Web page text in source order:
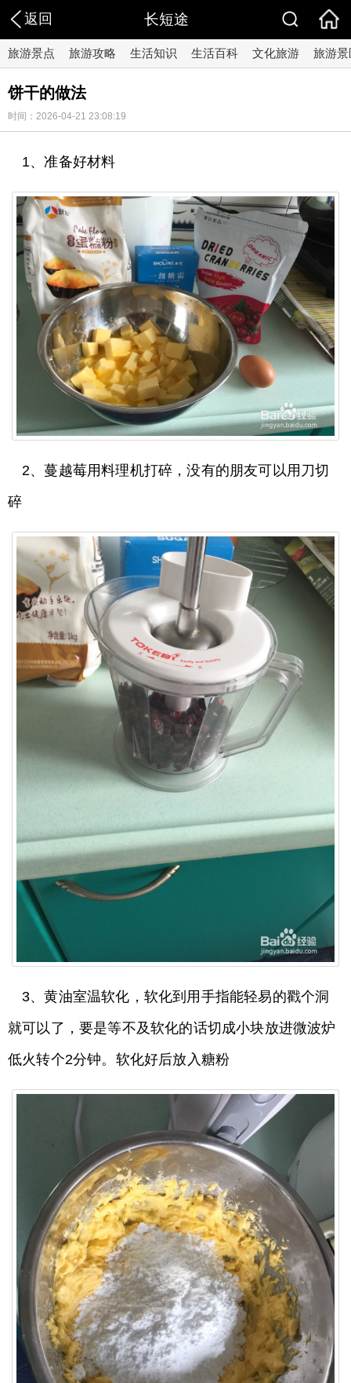
返回 长短途
旅游景点 旅游攻略 生活知识 生活百科 文化旅游 旅游景
饼干的做法
时间：2026-04-21 23:08:19
1、准备好材料
2、蔓越莓用料理机打碎，没有的朋友可以用刀切
碎
3、黄油室温软化，软化到用手指能轻易的戳个洞
就可以了，要是等不及软化的话切成小块放进微波炉
低火转个2分钟。软化好后放入糖粉